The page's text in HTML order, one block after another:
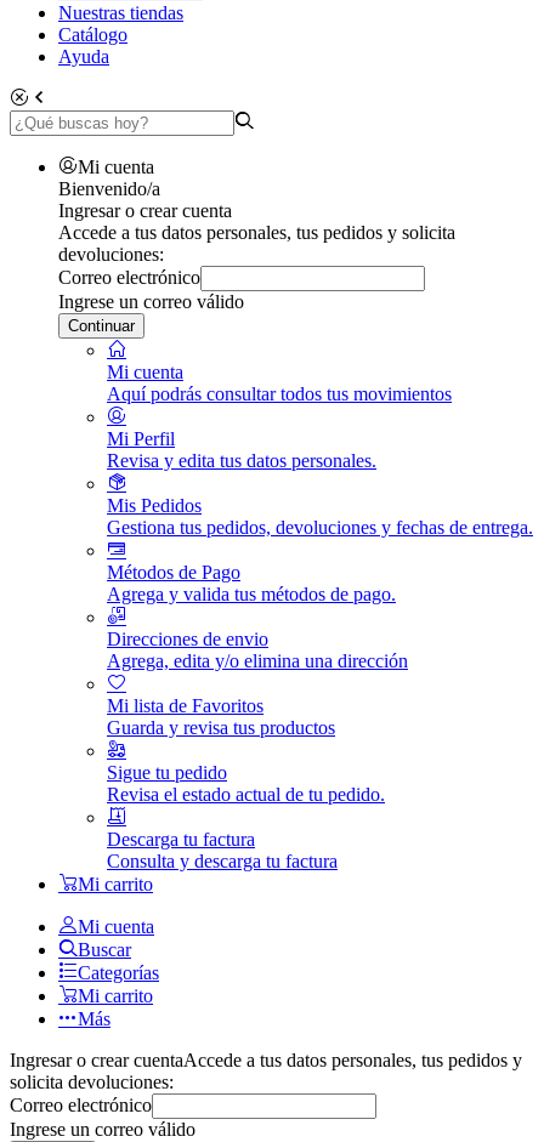
Nuestras tiendas
Catálogo
Ayuda
Mi cuenta
Bienvenido/a
Ingresar o crear cuenta
Accede a tus datos personales, tus pedidos y solicita
devoluciones:
Correo electrónico
Ingrese un correo válido
Continuar
Mi cuenta
Aquí podrás consultar todos tus movimientos
Mi Perfil
Revisa y edita tus datos personales.
Mis Pedidos
Gestiona tus pedidos, devoluciones y fechas de entrega.
Métodos de Pago
Agrega y valida tus métodos de pago.
Direcciones de envio
Agrega, edita y/o elimina una dirección
Mi lista de Favoritos
Guarda y revisa tus productos
Sigue tu pedido
Revisa el estado actual de tu pedido.
Descarga tu factura
Consulta y descarga tu factura
Mi carrito
Mi cuenta
Buscar
Categorías
Mi carrito
Más
Ingresar o crear cuentaAccede a tus datos personales, tus pedidos y
solicita devoluciones:
Correo electrónico
Ingrese un correo válido